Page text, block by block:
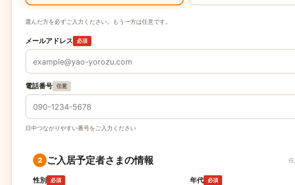
選んだ方を必ずご入力ください。もう一方は任意です。
メールアドレス 必須
電話番号 任意
日中つながりやすい番号をご入力ください
2 ご入居予定者さまの情報
性別 必須 年代 必須